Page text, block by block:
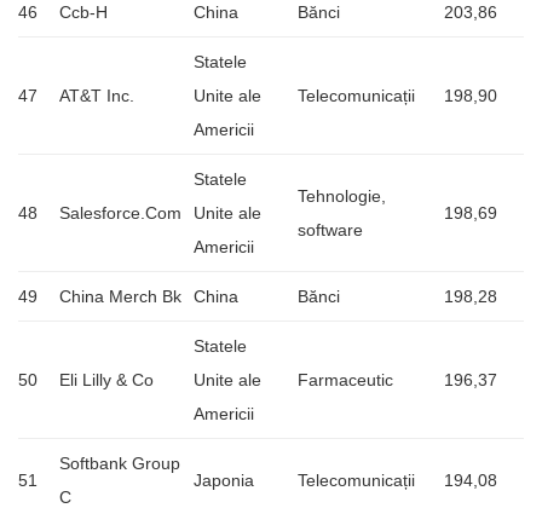
46 Ccb-H China Bănci 203,86
47 AT&T Inc.
Statele
Unite ale
Americii
Telecomunicații 198,90
48 Salesforce.Com
Statele
Unite ale
Americii
Tehnologie,
software
198,69
49 China Merch Bk China Bănci 198,28
50 Eli Lilly & Co
Statele
Unite ale
Americii
Farmaceutic 196,37
51
Softbank Group
C
Japonia Telecomunicații 194,08